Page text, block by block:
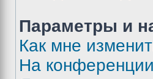
Параметры и
Как мне
На